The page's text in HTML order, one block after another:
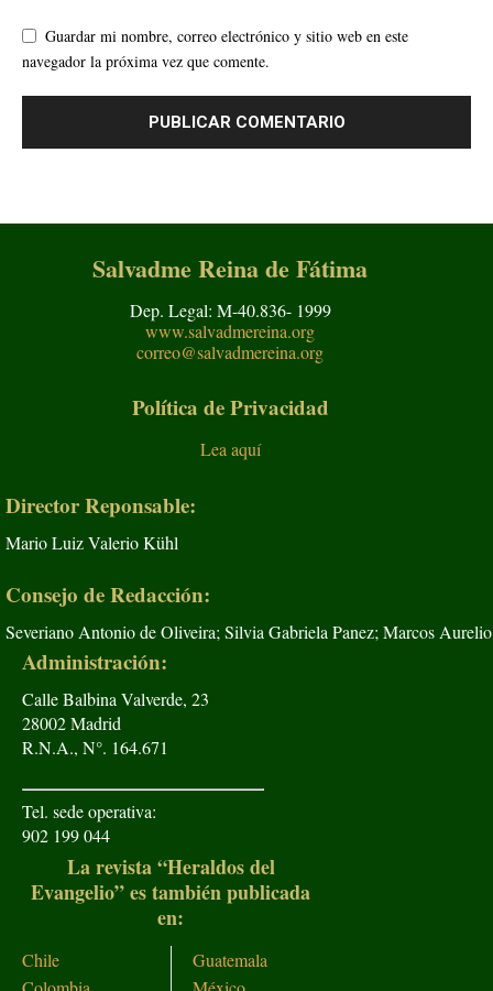
Guardar mi nombre, correo electrónico y sitio web en este
navegador la próxima vez que comente.
Salvadme Reina de Fátima
Dep. Legal: M-40.836- 1999
www.salvadmereina.org
correo@salvadmereina.org
Política de Privacidad
Lea aquí
Director Reponsable:
Mario Luiz Valerio Kühl
Consejo de Redacción:
Severiano Antonio de Oliveira; Silvia Gabriela Panez; Marcos
Administración:
Calle Balbina Valverde, 23
28002 Madrid
R.N.A., N°. 164.671
Tel. sede operativa:
902 199 044
La revista “Heraldos del
Evangelio” es también publicada
en:
Chile
Guatemala